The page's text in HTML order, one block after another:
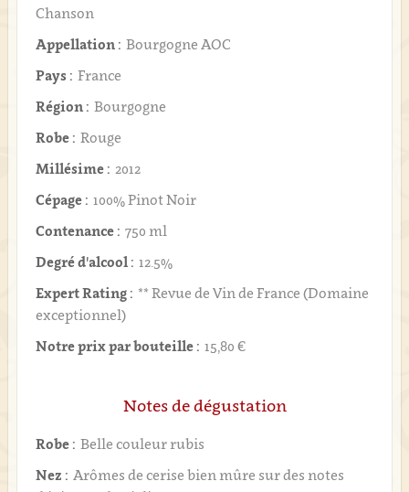
Chanson
Appellation : Bourgogne AOC
Pays : France
Région : Bourgogne
Robe : Rouge
Millésime : 2012
Cépage : 100% Pinot Noir
Contenance : 750 ml
Degré d'alcool : 12.5%
Expert Rating : ** Revue de Vin de France (Domaine
exceptionnel)
Notre prix par bouteille : 15,80 €
Notes de dégustation
Robe : Belle couleur rubis
Nez : Arômes de cerise bien mûre sur des notes